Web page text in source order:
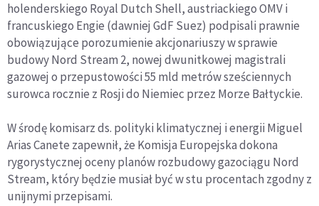
holenderskiego Royal Dutch Shell, austriackiego OMV i
francuskiego Engie (dawniej GdF Suez) podpisali prawnie
obowiązujące porozumienie akcjonariuszy w sprawie
budowy Nord Stream 2, nowej dwunitkowej magistrali
gazowej o przepustowości 55 mld metrów sześciennych
surowca rocznie z Rosji do Niemiec przez Morze Bałtyckie.
W środę komisarz ds. polityki klimatycznej i energii Miguel
Arias Canete zapewnił, że Komisja Europejska dokona
rygorystycznej oceny planów rozbudowy gazociągu Nord
Stream, który będzie musiał być w stu procentach zgodny z
unijnymi przepisami.